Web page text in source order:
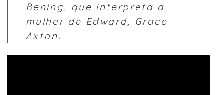
Bening, que interpreta a
mulher de Edward, Grace
Axton.